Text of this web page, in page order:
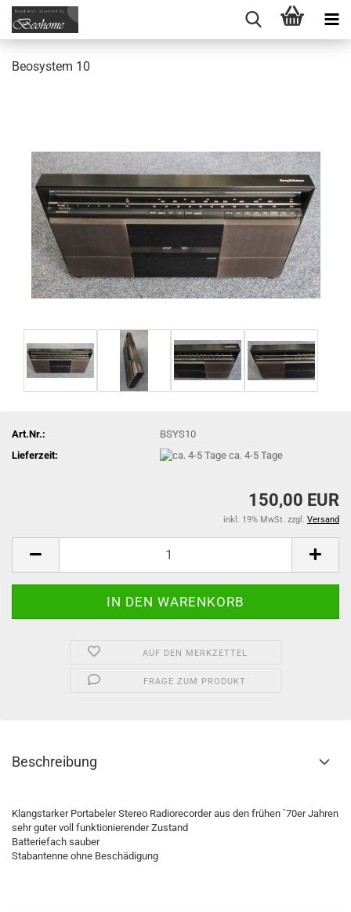
Beosystem 10
Art.Nr.:
BSYS10
Lieferzeit:
ca. 4-5 Tage
150,00 EUR
inkl. 19% MwSt. zzgl. Versand
AUF DEN MERKZETTEL
FRAGE ZUM PRODUKT
Beschreibung
Klangstarker Portabeler Stereo Radiorecorder aus den frühen `70er Jahren
sehr guter voll funktionierender Zustand
Batteriefach sauber
Stabantenne ohne Beschädigung